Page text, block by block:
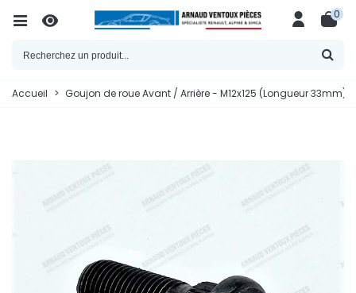
0
Accueil > Goujon de roue Avant / Arrière - M12x125 (Longueur 33mm)